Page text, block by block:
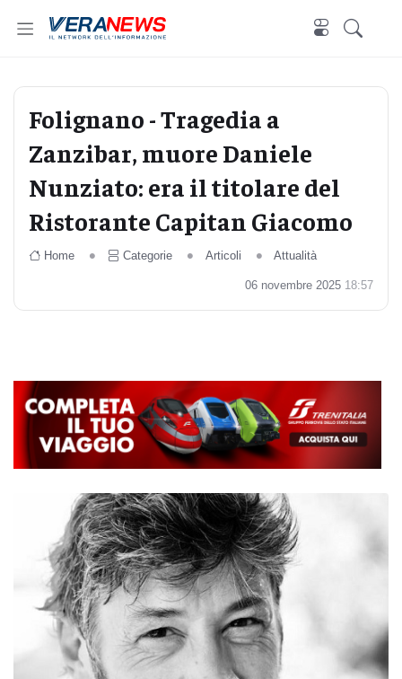
Folignano - Tragedia a
Zanzibar, muore Daniele
Nunziato: era il titolare del
Ristorante Capitan Giacomo
Home Categorie Articoli Attualità
06 novembre 2025 18:57